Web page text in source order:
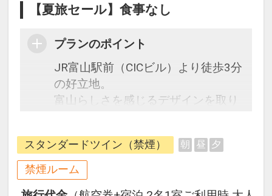
【夏旅セール】食事なし
プランのポイント
JR富山駅前（CICビル）より徒歩3分
の好立地。
富山らしさを感じるデザインを取り
まるで自然に囲まれているような安
らぎを感じていただけます。
スタンダードツイン（禁煙） 朝 昼 夕
禁煙ルーム